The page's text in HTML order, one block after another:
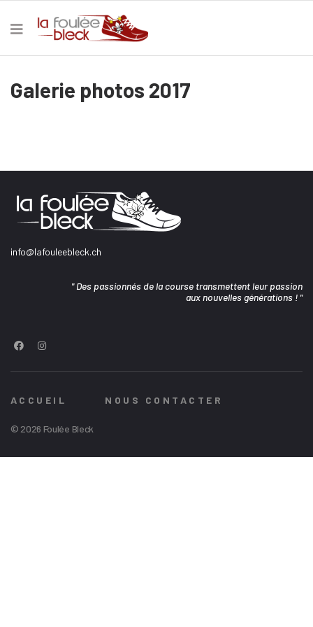
Galerie photos 2017
info@lafouleebleck.ch
" Des passionnés de la course transmettent leur passion
aux nouvelles générations ! "
ACCUEIL NOUS CONTACTER
© 2026 Foulée Bleck